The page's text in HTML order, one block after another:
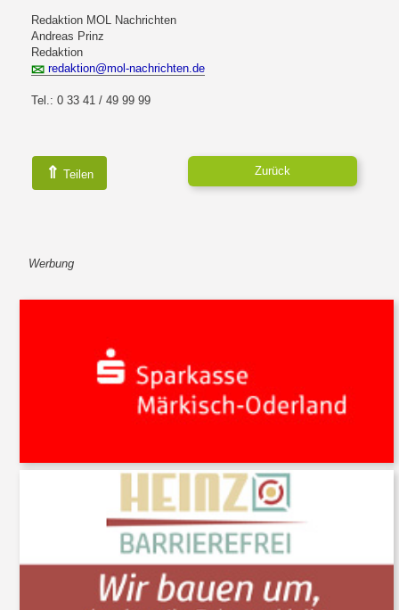
Redaktion MOL Nachrichten
Andreas Prinz
Redaktion
redaktion@mol-nachrichten.de
Tel.: 0 33 41 / 49 99 99
⇑ Teilen Zurück
Werbung